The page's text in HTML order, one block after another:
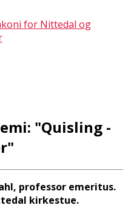
for Nittedal og
"Quisling -
professor emeritus.
kirkestue.